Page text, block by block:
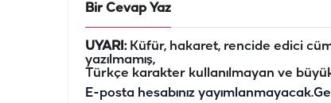
Bir Cevap Yaz
UYARI:Küfür, hakaret, rencide edici
yazılmamış,
Türkçe karakter kullanılmayan ve
E-posta hesabınız yayımlanmayacak.